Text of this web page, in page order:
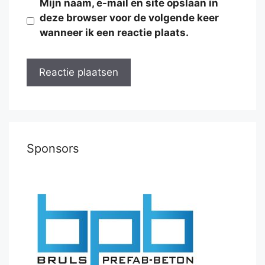
Mijn naam, e-mail en site opslaan in
deze browser voor de volgende keer
wanneer ik een reactie plaats.
Sponsors